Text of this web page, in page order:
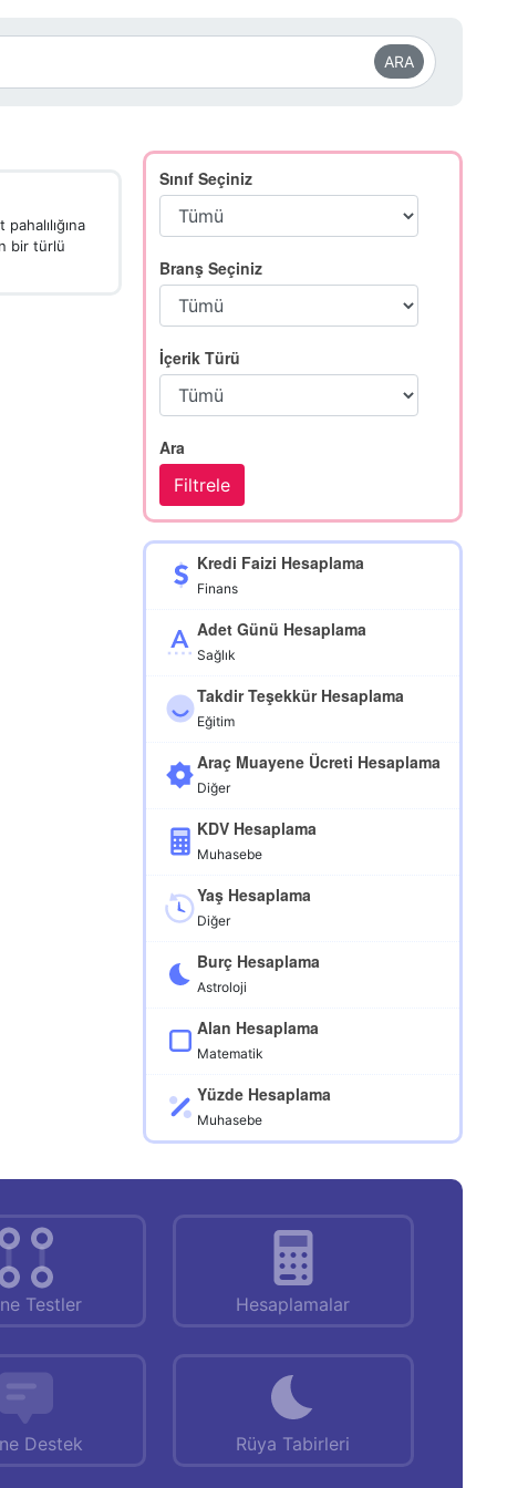
ARA
bir türlü
Sınıf Seçiniz
Branş Seçiniz
İçerik Türü
Ara
Kredi Faizi Hesaplama
Finans
Adet Günü Hesaplama
Sağlık
Takdir Teşekkür Hesaplama
Eğitim
Araç Muayene Ücreti Hesaplama
Diğer
KDV Hesaplama
Muhasebe
Yaş Hesaplama
Diğer
Burç Hesaplama
Astroloji
Alan Hesaplama
Matematik
Yüzde Hesaplama
Muhasebe
Testler Hesaplamalar
Destek Rüya Tabirleri